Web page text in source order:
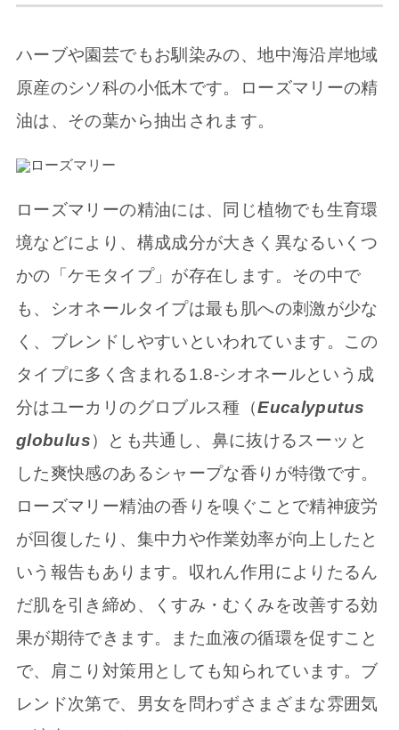
ハーブや園芸でもお馴染みの、地中海沿岸地域
原産のシソ科の小低木です。ローズマリーの精
油は、その葉から抽出されます。
ローズマリーの精油には、同じ植物でも生育環
境などにより、構成成分が大きく異なるいくつ
かの「ケモタイプ」が存在します。その中で
も、シオネールタイプは最も肌への刺激が少な
く、ブレンドしやすいといわれています。この
タイプに多く含まれる1.8-シオネールという成
分はユーカリのグロブルス種（Eucalyputus
globulus）とも共通し、鼻に抜けるスーッと
した爽快感のあるシャープな香りが特徴です。
ローズマリー精油の香りを嗅ぐことで精神疲労
が回復したり、集中力や作業効率が向上したと
いう報告もあります。収れん作用によりたるん
だ肌を引き締め、くすみ・むくみを改善する効
果が期待できます。また血液の循環を促すこと
で、肩こり対策用としても知られています。ブ
レンド次第で、男女を問わずさまざまな雰囲気